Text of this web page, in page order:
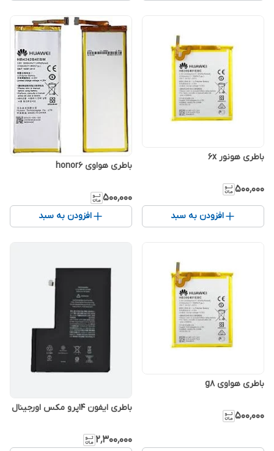
باطری هونور 6x
۵۰۰٬۰۰۰
افزودن به سبد
باطری هواوی honor6
۵۰۰٬۰۰۰
افزودن به سبد
باطری هواوی g8
۵۰۰٬۰۰۰
باطری ایفون 14پرو مکس اورجینال
۲٬۳۰۰٬۰۰۰